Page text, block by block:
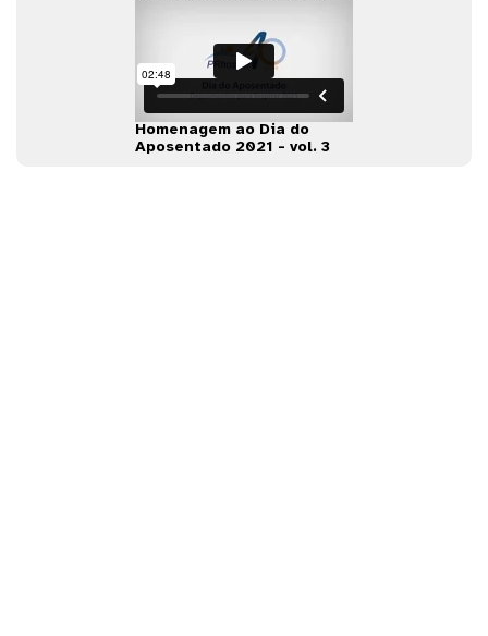
Homenagem ao Dia do
Aposentado 2021 - vol. 3